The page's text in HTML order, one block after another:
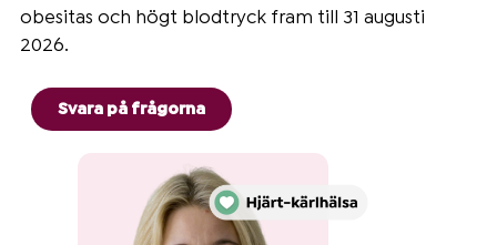
Livsstil
Mer om
blodtryck
obesitas och högt blodtryck fram till 31 augusti
2026.
Svara på frågorna